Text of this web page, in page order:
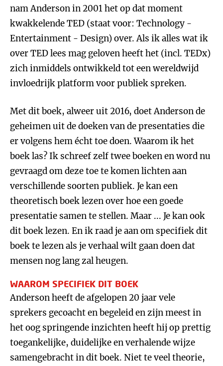
nam Anderson in 2001 het op dat moment
kwakkelende TED (staat voor: Technology -
Entertainment - Design) over. Als ik alles wat ik
over TED lees mag geloven heeft het (incl. TEDx)
zich inmiddels ontwikkeld tot een wereldwijd
invloedrijk platform voor publiek spreken.
Met dit boek, alweer uit 2016, doet Anderson de
geheimen uit de doeken van de presentaties die
er volgens hem écht toe doen. Waarom ik het
boek las? Ik schreef zelf twee boeken en word nu
gevraagd om deze toe te komen lichten aan
verschillende soorten publiek. Je kan een
theoretisch boek lezen over hoe een goede
presentatie samen te stellen. Maar ... Je kan ook
dit boek lezen. En ik raad je aan om specifiek dit
boek te lezen als je verhaal wilt gaan doen dat
mensen nog lang zal heugen.
WAAROM SPECIFIEK DIT BOEK
Anderson heeft de afgelopen 20 jaar vele
sprekers gecoacht en begeleid en zijn meest in
het oog springende inzichten heeft hij op prettig
toegankelijke, duidelijke en verhalende wijze
samengebracht in dit boek. Niet te veel theorie,